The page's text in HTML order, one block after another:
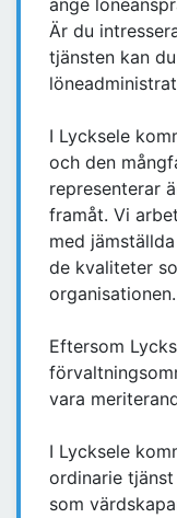
ange
Är du
tjänsten kan
I Lycksele
och den
representerar
framåt. Vi
med
de kvaliteter
organisationen.
Eftersom
vara
I Lycksele
ordinarie
som